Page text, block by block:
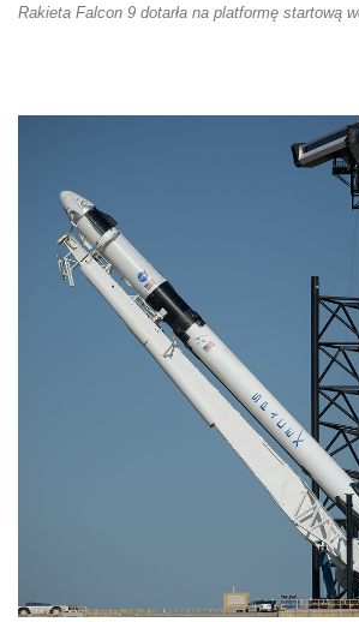
Rakieta Falcon 9 dotarła na platformę startową